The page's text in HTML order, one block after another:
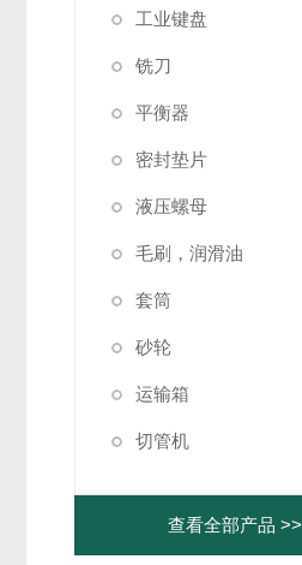
工业键盘
铣刀
平衡器
密封垫片
液压螺母
毛刷，润滑油
套筒
砂轮
运输箱
切管机
查看全部产品 >>